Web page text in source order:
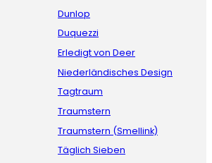
Dunlop
Duquezzi
Erledigt von Deer
Niederländisches Design
Tagtraum
Traumstern
Traumstern (Smellink)
Täglich Sieben